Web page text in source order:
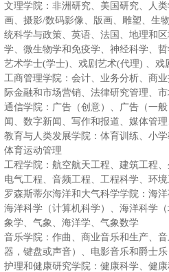
文理学院：非洲研究、美国研究、人
画、摄影/数码影像、版画、雕塑、生
统科学与政策、英语、法国、地理和
学、微生物学和免疫学、神经科学、
艺术学士(学士)、戏剧艺术(代理) 、
工商管理学院：会计、业务分析、商
际金融和市场营销、法律研究管理、
通信学院：广告（创意）、广告（一
闻、数字新闻、写作和报道、媒体管
教育与人类发展学院：体育训练、小
体育运动管理
工程学院：航空航天工程、建筑工程
电气工程、音频工程、工程科学、环
罗森斯蒂尔海洋和大气科学学院：海
海洋科学（计算机科学）、海洋科学
象学、气象、海洋学、气象数学
音乐学院：作曲、商业音乐和生产、
器，键盘或声音）、电影音乐和爵士乐
护理和健康研究学院：健康科学、健